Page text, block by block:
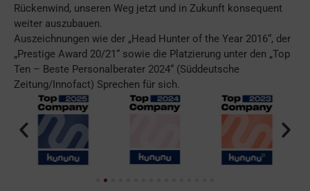
Rückenwind, unseren Weg jetzt und in Zukunft konsequent
weiter auszubauen.
Auszeichnungen wie der „Head Hunter of the Year 2016“, der
„Prestige Award 20/21“ sowie die Platzierung unter den „Top
Ten – Beste Personalberater 2024“ (Süddeutsche
Zeitung/Innofact) Sprechen für sich.